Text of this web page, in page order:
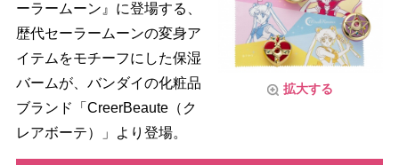
拡大する
ーラームーン』に登場する、
歴代セーラームーンの変身ア
イテムをモチーフにした保湿
バームが、バンダイの化粧品
ブランド「CreerBeaute（ク
レアボーテ）」より登場。